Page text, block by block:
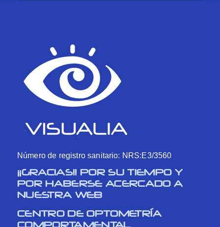
Número de registro sanitario: NRS:E3/3560
¡¡GRACIAS!! POR SU TIEMPO Y
POR HABERSE ACERCADO A
NUESTRA WEB
CENTRO DE OPTOMETRÍA
COMPORTAMENTAL